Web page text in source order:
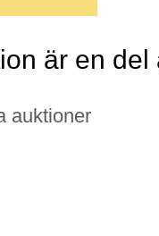
är en
auktioner